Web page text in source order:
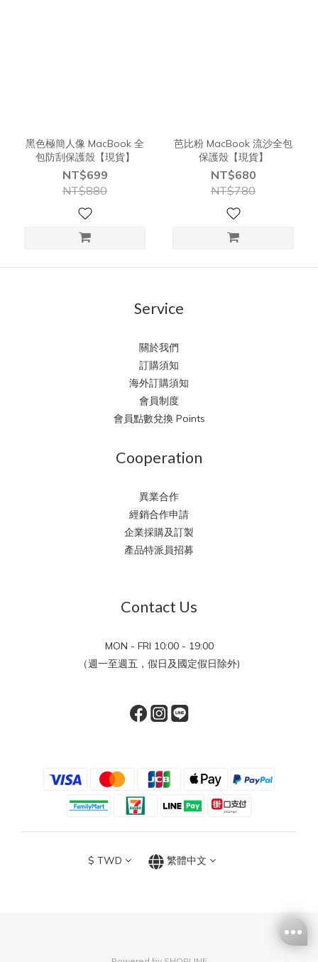
黑色極簡人像 MacBook 全
包防刮保護殼【現貨】
NT$699
NT$880
芭比粉 MacBook 流沙全包
保護殼【現貨】
NT$680
NT$780
Service
關於我們
訂購須知
海外訂購須知
會員制度
會員點數兌換 Points
Cooperation
異業合作
經銷合作申請
企業採購及訂製
產品特派員招募
Contact Us
MON - FRI 10:00 - 19:00
（週一至週五，假日及國定假日除外)
$ TWD 繁體中文